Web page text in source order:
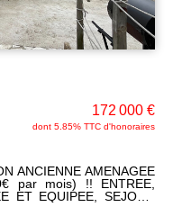
399
SUR SOUS SOL ET
DE CHAUSSEE: ENTREE,
INSERT, BELLE